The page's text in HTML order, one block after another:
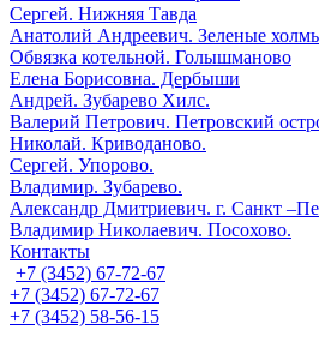
Сергей. Нижняя Тавда
Анатолий Андреевич. Зеленые
Обвязка котельной. Голышманово
Елена Борисовна. Дербыши
Андрей. Зубарево Хилс.
Валерий Петрович. Петровский
Николай. Криводаново.
Сергей. Упорово.
Владимир. Зубарево.
Александр Дмитриевич. г. Санкт
Владимир Николаевич. Посохово.
Контакты
+7 (3452) 67-72-67
+7 (3452) 67-72-67
+7 (3452) 58-56-15